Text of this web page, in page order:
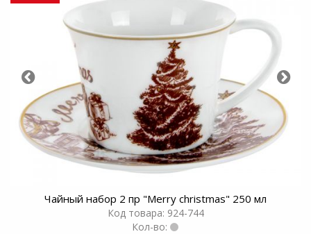
Чайный набор 2 пр "Merry christmas" 250 мл
Код товара: 924-744
Кол-во: